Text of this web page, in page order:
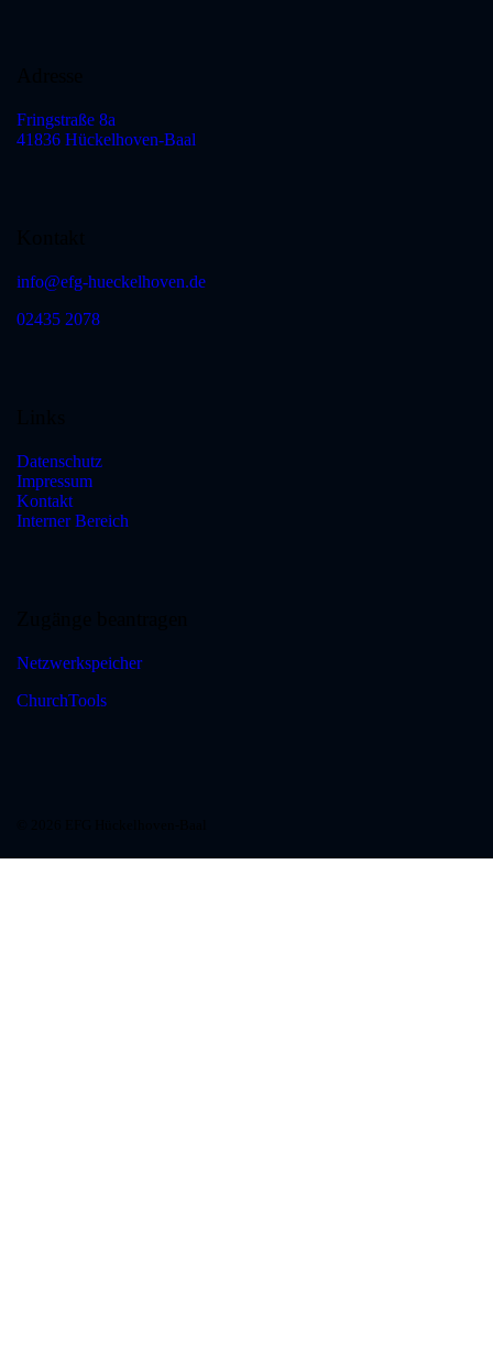
Fringstraße 8a
41836 Hückelhoven-Baal
info@efg-hueckelhoven.de
02435 2078
Datenschutz
Impressum
Kontakt
Interner Bereich
Netzwerkspeicher
ChurchTools